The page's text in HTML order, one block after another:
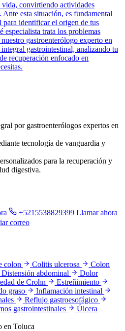
convirtiendo actividades
Ante esta situación, es fundamental
identificar el origen de tus
especialista trata los problemas
gastroenterólogo experto en
gastrointestinal, analizando tu
recuperación enfocado en
por gastroenterólogos expertos en
tecnología de vanguardia y
para la recuperación y
digestiva.
+5215538829399 Llamar ahora
correo
colon Colitis ulcerosa
Colon
Distensión abdominal
Dolor
de Crohn
Estreñimiento
graso
Inflamación intestinal
Reflujo gastroesofágico
gastrointestinales
Úlcera
en Toluca